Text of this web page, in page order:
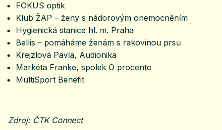
FOKUS optik
Klub ŽAP – ženy s nádorovým onemocněním
Hygienická stanice hl. m. Praha
Bellis – pomáháme ženám s rakovinou prsu
Krejzlová Pavla, Audionika
Markéta Franke, spolek O procento
MultiSport Benefit
Zdroj: ČTK Connect